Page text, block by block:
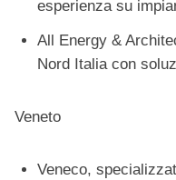
esperienza su
All Energy &
Nord Italia con
Veneto
Veneco,